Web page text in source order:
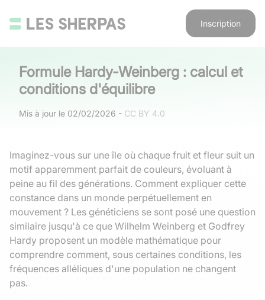
Inscription
Formule Hardy-Weinberg : calcul et
conditions d'équilibre
Mis à jour le 02/02/2026 - CC BY 4.0
Imaginez-vous sur une île où chaque fruit et fleur suit un
motif apparemment parfait de couleurs, évoluant à
peine au fil des générations. Comment expliquer cette
constance dans un monde perpétuellement en
mouvement ? Les généticiens se sont posé une question
similaire jusqu'à ce que Wilhelm Weinberg et Godfrey
Hardy proposent un modèle mathématique pour
comprendre comment, sous certaines conditions, les
fréquences alléliques d'une population ne changent
pas.